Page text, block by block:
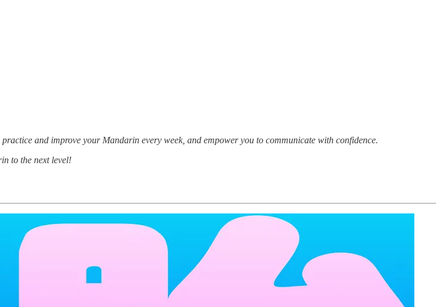
and improve your Mandarin every week, and empower you to communicate with confidence.
to the next level!